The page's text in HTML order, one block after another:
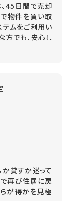
、45日間で売却
物件を買い取
テムをご利用い
方でも、安心し
か貸すか迷って
再び住居に戻
が得かを見極